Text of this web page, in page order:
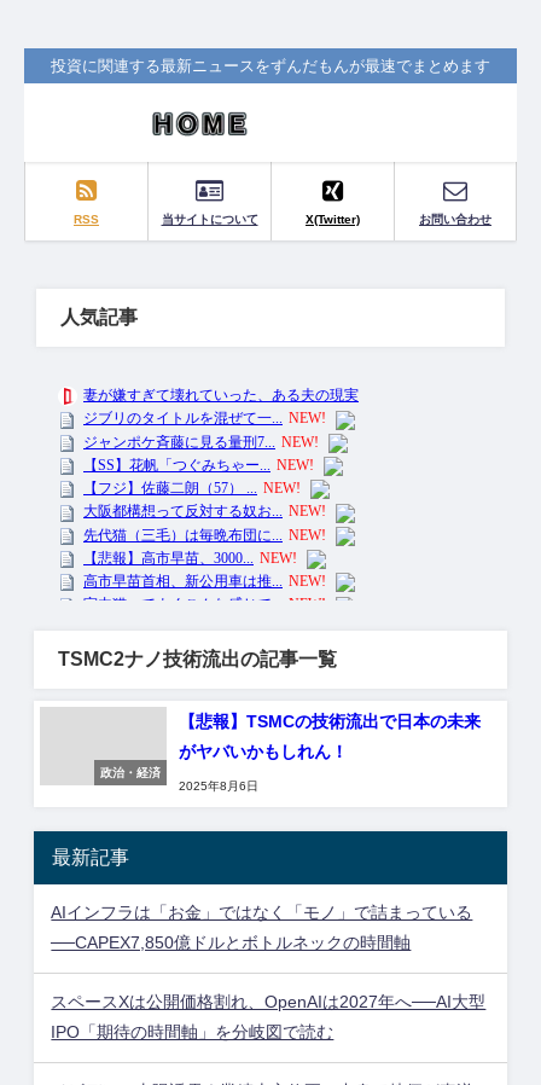
投資に関連する最新ニュースをずんだもんが最速でまとめます
RSS 当サイトについて X(Twitter) お問い合わせ
人気記事
TSMC2ナノ技術流出の記事一覧
政治・経済
【悲報】TSMCの技術流出で日本の未来
がヤバいかもしれん！
2025年8月6日
最新記事
AIインフラは「お金」ではなく「モノ」で詰まっている
──CAPEX7,850億ドルとボトルネックの時間軸
スペースXは公開価格割れ、OpenAIは2027年へ──AI大型
IPO「期待の時間軸」を分岐図で読む